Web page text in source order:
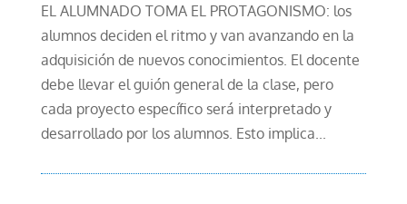
EL ALUMNADO TOMA EL PROTAGONISMO: los
alumnos deciden el ritmo y van avanzando en la
adquisición de nuevos conocimientos. El docente
debe llevar el guión general de la clase, pero
cada proyecto específico será interpretado y
desarrollado por los alumnos. Esto implica...